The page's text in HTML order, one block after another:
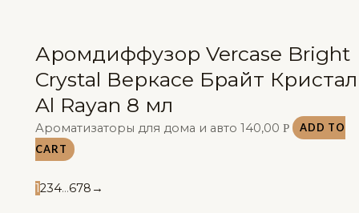
Аромдиффузор Vercase Bright
Crystal Веркасе Брайт Кристал
Al Rayan 8 мл
Ароматизаторы для дома и авто 140,00 Р
ADD TO
CART
1234…678 →